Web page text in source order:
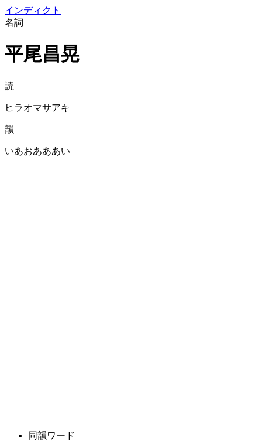
インディクト
名詞
平尾昌晃
読
ヒラオマサアキ
韻
いあおあああい
同韻ワード